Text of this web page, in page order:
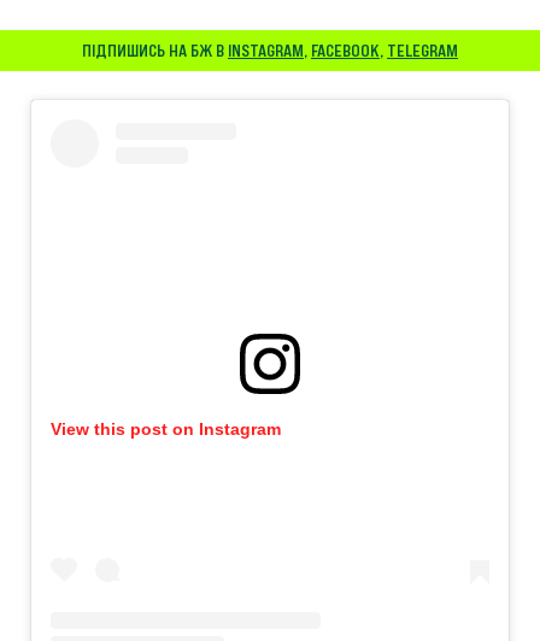
ПІДПИШИСЬ НА БЖ В INSTAGRAM, FACEBOOK, TELEGRAM
View this post on Instagram